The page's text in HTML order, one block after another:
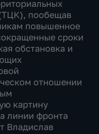
пообещав
повышенное
сроки
обстановка и
отношении
картину
линии фронта
Владислав